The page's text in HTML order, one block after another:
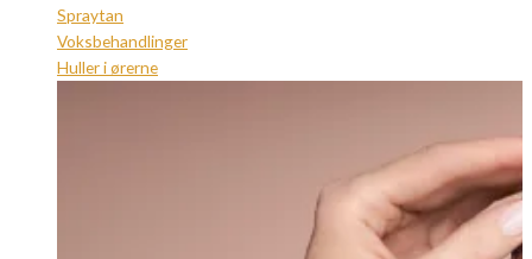
Spraytan
Voksbehandlinger
Huller i ørerne